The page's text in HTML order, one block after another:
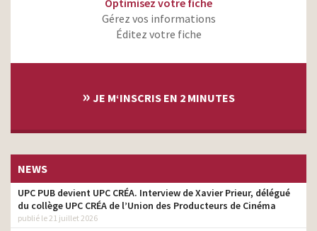
Optimisez votre fiche
Gérez vos informations
Éditez votre fiche
» JE M‘INSCRIS EN 2 MINUTES
NEWS
UPC PUB devient UPC CRÉA. Interview de Xavier Prieur, délégué
du collège UPC CRÉA de l’Union des Producteurs de Cinéma
publié le 21 juillet 2026